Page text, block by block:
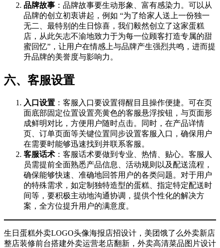
品牌故事 ：品牌故事要生动形象、富有感染力。可以从
品牌的创立初衷讲起，例如 “为了给家人送上一份独一
无二、最特别的生日惊喜，我们毅然创立了这家蛋糕
店，从此矢志不渝地致力于为每一位顾客打造专属的甜
蜜回忆”，让用户在情感上与品牌产生强烈共鸣，进而提
升品牌的美誉度与影响力。
六、客服设置
入口设置 ：客服入口要设置得醒目且操作便捷。可在页
面底部固定位置设置亮黄色的客服悬浮按钮，与页面形
成鲜明对比，方便用户随时点击。同时，在产品详情
页、订单页面等关键位置同步设置客服入口，确保用户
在需要时能够迅速找到并联系客服。
客服话术 ：客服话术要做到专业、热情、贴心。客服人
员需提前全面熟悉产品信息、活动规则以及配送流程，
确保能够快速、准确地回答用户的各类问题。对于用户
的特殊需求，如定制独特造型的蛋糕、指定特定配送时
间等，要积极主动地沟通协调，提供个性化的解决方
案，全方位提升用户的满意度。
生日蛋糕外卖LOGO头像海报店招设计，美团饿了么外卖新店
整店装修前台搭建外卖运营老店翻新，外卖高清菜品图片设计